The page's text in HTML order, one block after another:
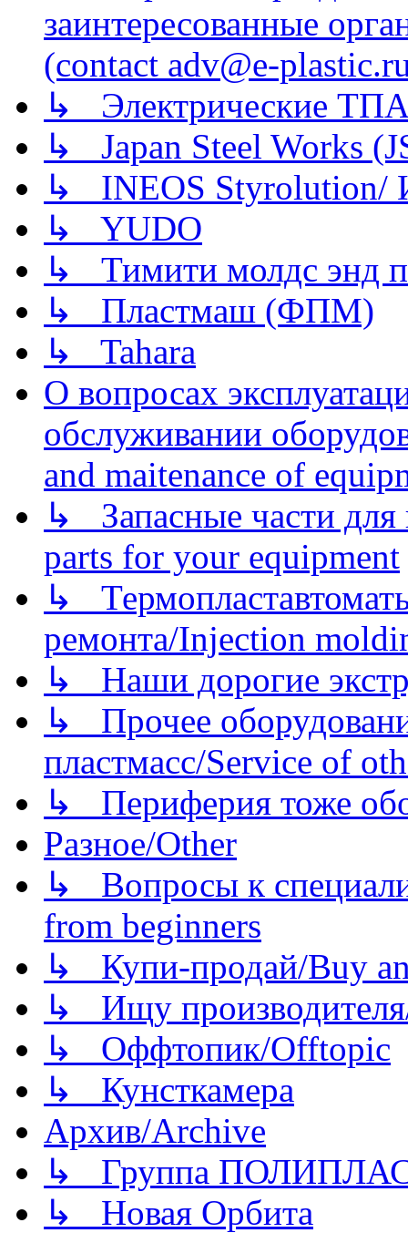
заинтересованные
(contact adv@e-
↳ Электрические
↳ Japan Steel Works
↳ INEOS
↳ YUDO
↳ Тимити молдс энд
↳ Пластмаш (ФПМ)
↳ Tahara
О вопросах
обслуживании
and maitenance of
↳ Запасные части для
parts for your equipment
↳
ремонта/Injection
↳ Наши дорогие
↳ Прочее
пластмасс/Service of
↳ Периферия тоже
Разное/Other
↳ Вопросы к
from beginners
↳ Купи-продай/Buy
↳ Ищу
↳ Оффтопик/Offtopic
↳ Кунсткамера
Архив/Archive
↳ Группа
↳ Новая Орбита